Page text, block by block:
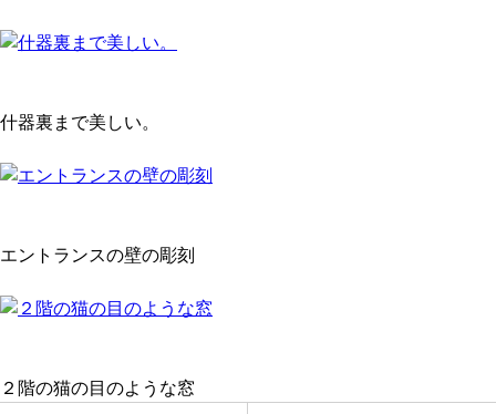
什器裏まで美しい。
エントランスの壁の彫刻
２階の猫の目のような窓